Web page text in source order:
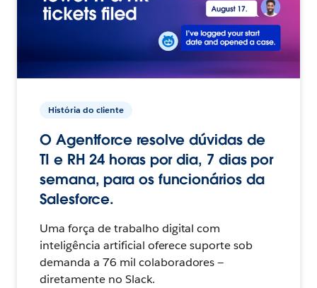
História do cliente
O Agentforce resolve dúvidas de
TI e RH 24 horas por dia, 7 dias por
semana, para os funcionários da
Salesforce.
Uma força de trabalho digital com
inteligência artificial oferece suporte sob
demanda a 76 mil colaboradores —
diretamente no Slack.